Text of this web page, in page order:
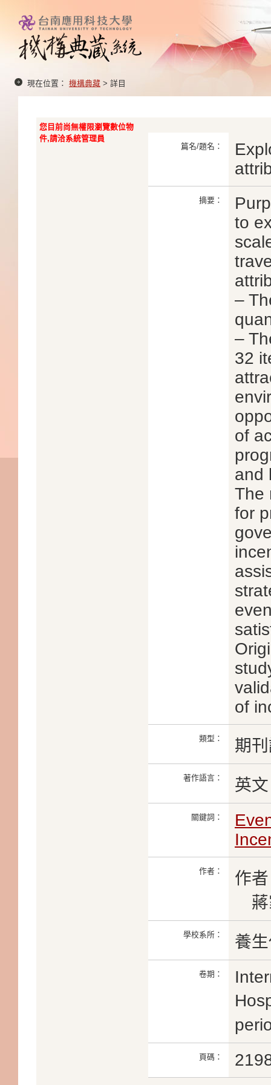
現在位置： 機構典藏 > 詳目
您目前尚無權限瀏覽數位物
件,請洽系統管理員
篇名/題名：
摘要：
to
–
–
32
of
and
The
for
of
類型： 期
著作語言： 英文
關鍵詞：
作者：
作
蔣
學校系所： 養
卷期：
頁碼：